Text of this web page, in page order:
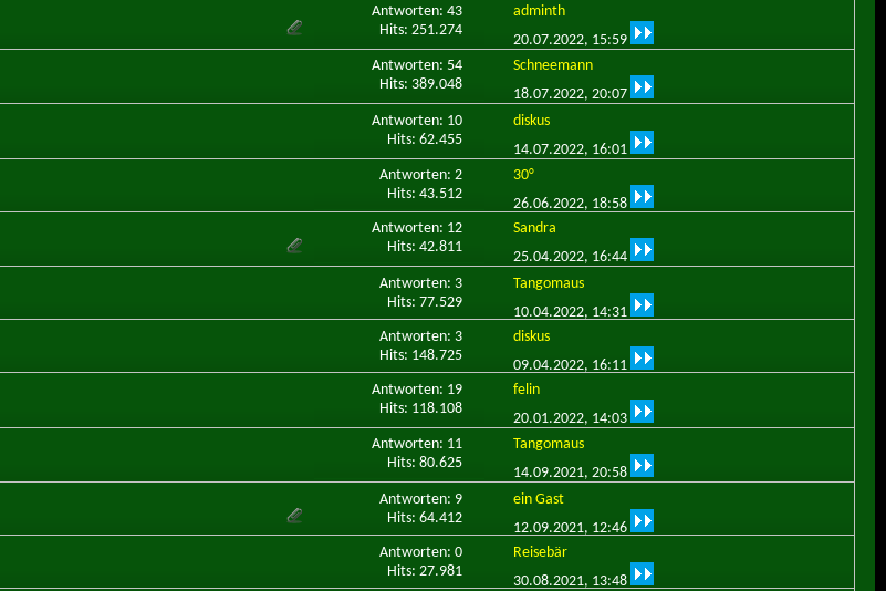
Antworten: 43
Hits: 251.274
adminth
20.07.2022, 15:59
Antworten: 54
Hits: 389.048
Schneemann
18.07.2022, 20:07
Antworten: 10
Hits: 62.455
diskus
14.07.2022, 16:01
Antworten: 2
Hits: 43.512
30°
26.06.2022, 18:58
Antworten: 12
Hits: 42.811
Sandra
25.04.2022, 16:44
Antworten: 3
Hits: 77.529
Tangomaus
10.04.2022, 14:31
Antworten: 3
Hits: 148.725
diskus
09.04.2022, 16:11
Antworten: 19
Hits: 118.108
felin
20.01.2022, 14:03
Antworten: 11
Hits: 80.625
Tangomaus
14.09.2021, 20:58
Antworten: 9
Hits: 64.412
ein Gast
12.09.2021, 12:46
Antworten: 0
Hits: 27.981
Reisebär
30.08.2021, 13:48